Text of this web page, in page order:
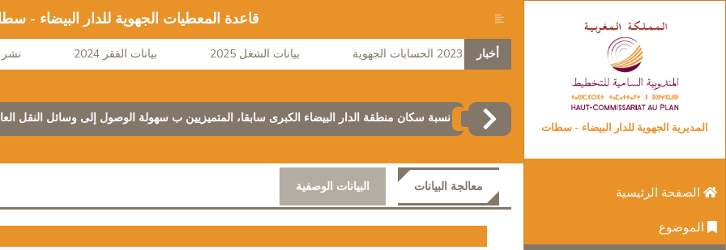
المديرية الجهوية للدار البيضاء - سطات
الصفحة الرئيسية
الموضوع
قاعدة المعطيات الجهوية للدار البيضاء -
أخبار 2023 الحسابات الجهوية بيانات الشغل 2025 بيانات الفقر 2024 نشر
نسبة سكان منطقة الدار البيضاء الكبرى سابقا، المتميزيين ب سهولة الوصول إلى وسائل النقل
معالجة البيانات البيانات الوصفية